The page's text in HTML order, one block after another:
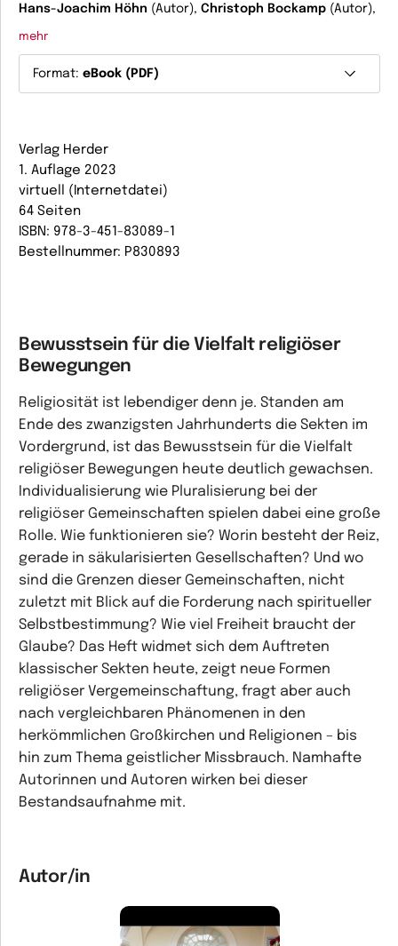
Hans-Joachim Höhn (Autor), Christoph Bockamp (Autor),
mehr
Format: eBook (PDF)
Verlag Herder
1. Auflage 2023
virtuell (Internetdatei)
64 Seiten
ISBN: 978-3-451-83089-1
Bestellnummer: P830893
Bewusstsein für die Vielfalt religiöser
Bewegungen
Religiosität ist lebendiger denn je. Standen am
Ende des zwanzigsten Jahrhunderts die Sekten im
Vordergrund, ist das Bewusstsein für die Vielfalt
religiöser Bewegungen heute deutlich gewachsen.
Individualisierung wie Pluralisierung bei der
religiöser Gemeinschaften spielen dabei eine große
Rolle. Wie funktionieren sie? Worin besteht der Reiz,
gerade in säkularisierten Gesellschaften? Und wo
sind die Grenzen dieser Gemeinschaften, nicht
zuletzt mit Blick auf die Forderung nach spiritueller
Selbstbestimmung? Wie viel Freiheit braucht der
Glaube? Das Heft widmet sich dem Auftreten
klassischer Sekten heute, zeigt neue Formen
religiöser Vergemeinschaftung, fragt aber auch
nach vergleichbaren Phänomenen in den
herkömmlichen Großkirchen und Religionen – bis
hin zum Thema geistlicher Missbrauch. Namhafte
Autorinnen und Autoren wirken bei dieser
Bestandsaufnahme mit.
Autor/in